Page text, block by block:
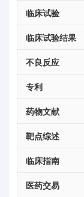
临床试验
临床试验结果
不良反应
专利
药物文献
靶点综述
临床指南
医药交易